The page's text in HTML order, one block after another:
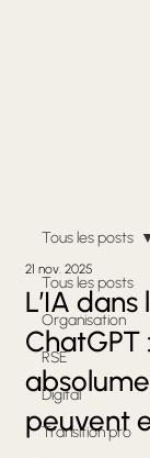
Tous les posts
Organisation
RSE
Digital
Transition pro
Tous les posts
L’IA
ChatGPT
peuvent
21 nov. 2025